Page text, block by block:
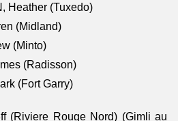
Heather (Tuxedo)
(Midland)
(Minto)
(Radisson)
(Fort Garry)
(Riviere Rouge Nord) (Gimli au